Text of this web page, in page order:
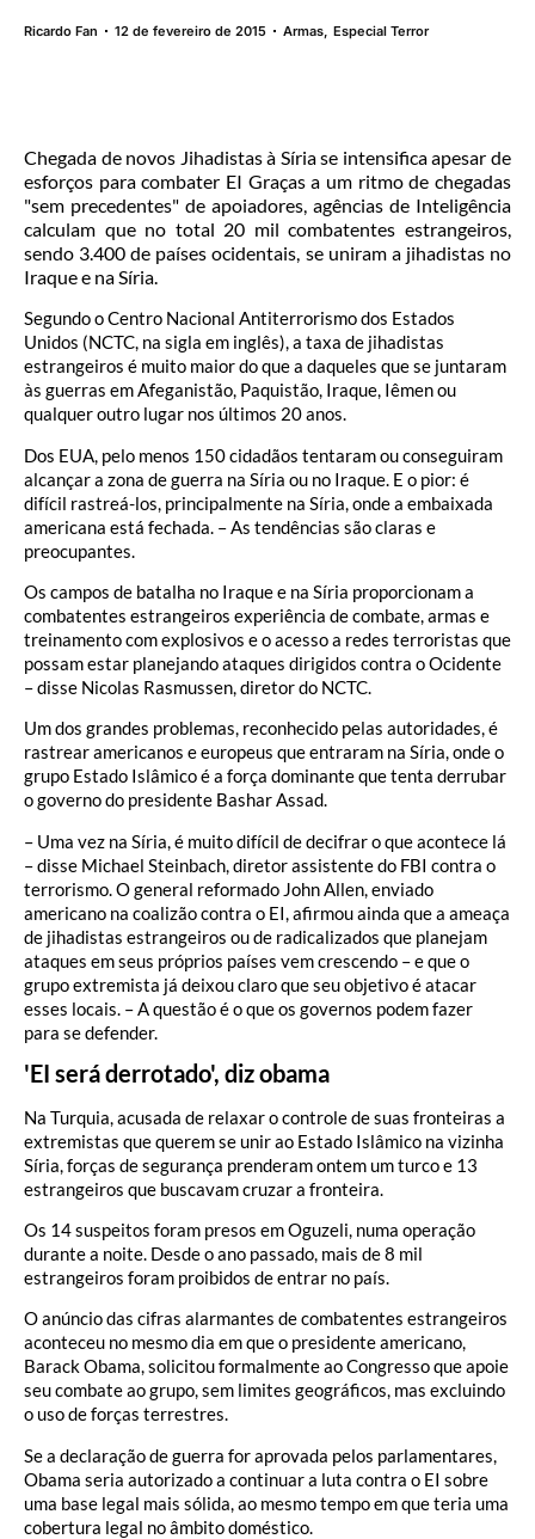
Ricardo Fan 12 de fevereiro de 2015 Armas,Especial Terror
Chegada de novos Jihadistas à Síria se intensifica apesar de
esforços para combater EI Graças a um ritmo de chegadas
"sem precedentes" de apoiadores, agências de Inteligência
calculam que no total 20 mil combatentes estrangeiros,
sendo 3.400 de países ocidentais, se uniram a jihadistas no
Iraque e na Síria.
Segundo o Centro Nacional Antiterrorismo dos Estados
Unidos (NCTC, na sigla em inglês), a taxa de jihadistas
estrangeiros é muito maior do que a daqueles que se juntaram
às guerras em Afeganistão, Paquistão, Iraque, Iêmen ou
qualquer outro lugar nos últimos 20 anos.
Dos EUA, pelo menos 150 cidadãos tentaram ou conseguiram
alcançar a zona de guerra na Síria ou no Iraque. E o pior: é
difícil rastreá-los, principalmente na Síria, onde a embaixada
americana está fechada. – As tendências são claras e
preocupantes.
Os campos de batalha no Iraque e na Síria proporcionam a
combatentes estrangeiros experiência de combate, armas e
treinamento com explosivos e o acesso a redes terroristas que
possam estar planejando ataques dirigidos contra o Ocidente
– disse Nicolas Rasmussen, diretor do NCTC.
Um dos grandes problemas, reconhecido pelas autoridades, é
rastrear americanos e europeus que entraram na Síria, onde o
grupo Estado Islâmico é a força dominante que tenta derrubar
o governo do presidente Bashar Assad.
– Uma vez na Síria, é muito difícil de decifrar o que acontece lá
– disse Michael Steinbach, diretor assistente do FBI contra o
terrorismo. O general reformado John Allen, enviado
americano na coalizão contra o EI, afirmou ainda que a ameaça
de jihadistas estrangeiros ou de radicalizados que planejam
ataques em seus próprios países vem crescendo – e que o
grupo extremista já deixou claro que seu objetivo é atacar
esses locais. – A questão é o que os governos podem fazer
para se defender.
'EI será derrotado', diz obama
Na Turquia, acusada de relaxar o controle de suas fronteiras a
extremistas que querem se unir ao Estado Islâmico na vizinha
Síria, forças de segurança prenderam ontem um turco e 13
estrangeiros que buscavam cruzar a fronteira.
Os 14 suspeitos foram presos em Oguzeli, numa operação
durante a noite. Desde o ano passado, mais de 8 mil
estrangeiros foram proibidos de entrar no país.
O anúncio das cifras alarmantes de combatentes estrangeiros
aconteceu no mesmo dia em que o presidente americano,
Barack Obama, solicitou formalmente ao Congresso que apoie
seu combate ao grupo, sem limites geográficos, mas excluindo
o uso de forças terrestres.
Se a declaração de guerra for aprovada pelos parlamentares,
Obama seria autorizado a continuar a luta contra o EI sobre
uma base legal mais sólida, ao mesmo tempo em que teria uma
cobertura legal no âmbito doméstico.